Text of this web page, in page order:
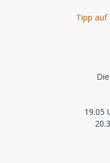
Tipp auf
19.05